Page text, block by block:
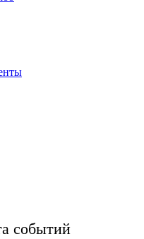
событий